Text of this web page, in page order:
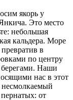
якорь у
Это место
небольшая
кальдера. Море
в
по центру
Наши
нас в этот
от